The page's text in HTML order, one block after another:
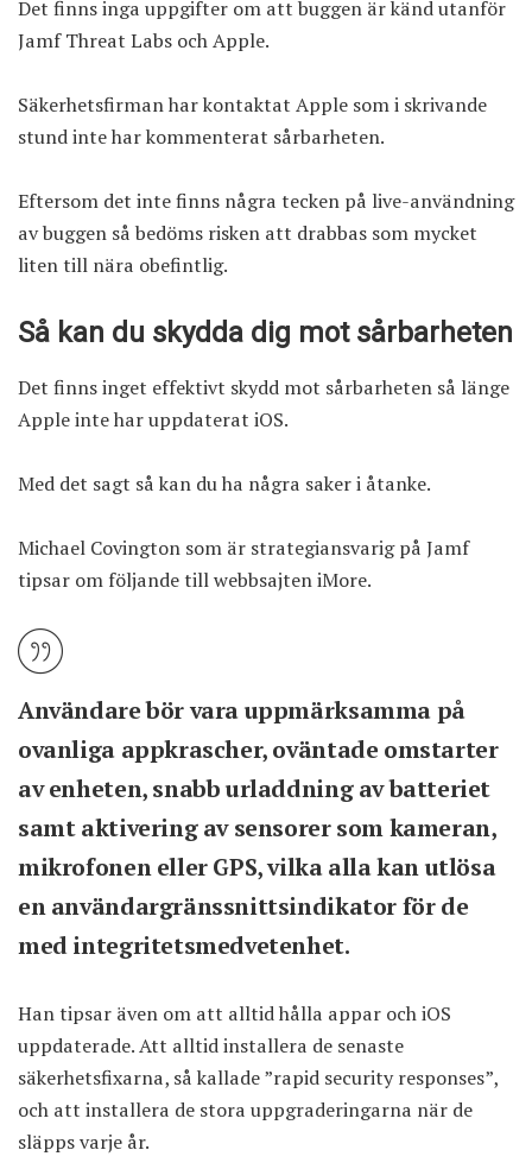
Det finns inga uppgifter om att buggen är känd utanför
Jamf Threat Labs och Apple.
Säkerhetsfirman har kontaktat Apple som i skrivande
stund inte har kommenterat sårbarheten.
Eftersom det inte finns några tecken på live-användning
av buggen så bedöms risken att drabbas som mycket
liten till nära obefintlig.
Så kan du skydda dig mot sårbarheten
Det finns inget effektivt skydd mot sårbarheten så länge
Apple inte har uppdaterat iOS.
Med det sagt så kan du ha några saker i åtanke.
Michael Covington som är strategiansvarig på Jamf
tipsar om följande till webbsajten iMore.
Användare bör vara uppmärksamma på
ovanliga appkrascher, oväntade omstarter
av enheten, snabb urladdning av batteriet
samt aktivering av sensorer som kameran,
mikrofonen eller GPS, vilka alla kan utlösa
en användargränssnittsindikator för de
med integritetsmedvetenhet.
Han tipsar även om att alltid hålla appar och iOS
uppdaterade. Att alltid installera de senaste
säkerhetsfixarna, så kallade ”rapid security responses”,
och att installera de stora uppgraderingarna när de
släpps varje år.